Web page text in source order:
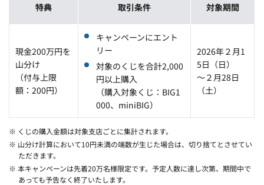
特典 取引条件 対象期間
現金200万円を
山分け
（付与上限
額：200円）
キャンペーンにエント
リー
対象のくじを合計2,000
円以上購入
（購入対象くじ：BIG1
000、miniBIG）
2026年２月1
5日（日）
～２月28日
（土）
※ くじの購入金額は対象支店ごとに集計されます。
※ 山分け計算において10円未満の端数が生じた場合は、切り捨てとさせてい
ただきます。
※ 本キャンペーンは先着20万名様限定です。予定人数に達し次第、期間中で
あっても予告なく終了いたします。